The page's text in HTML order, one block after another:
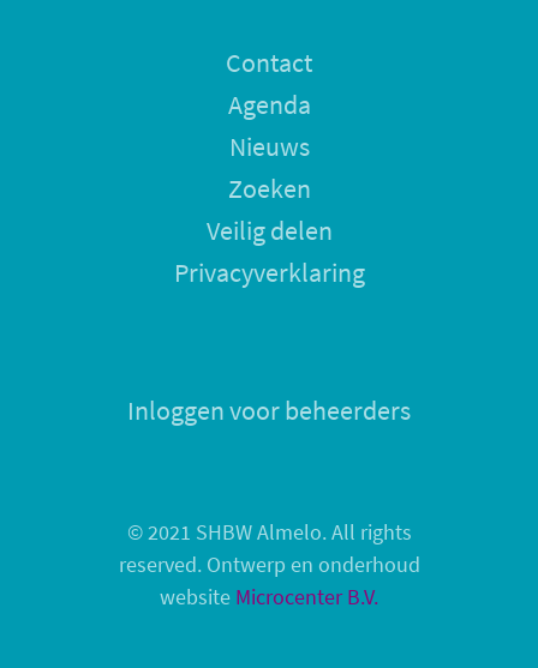
Contact
Agenda
Nieuws
Zoeken
Veilig delen
Privacyverklaring
Inloggen voor beheerders
© 2021 SHBW Almelo. All rights
reserved. Ontwerp en onderhoud
website Microcenter B.V.